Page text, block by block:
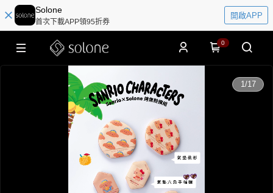
Solone
首次下載APP領95折券
開啟APP
0
1/17